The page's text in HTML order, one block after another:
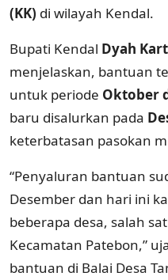
(KK) di wilayah Kendal.
Bupati Kendal Dyah
menjelaskan, bantuan
untuk periode Oktober
baru disalurkan pada
keterbatasan pasokan
“Penyaluran bantuan
Desember dan hari ini
beberapa desa, salah
Kecamatan Patebon,”
bantuan di Balai Desa